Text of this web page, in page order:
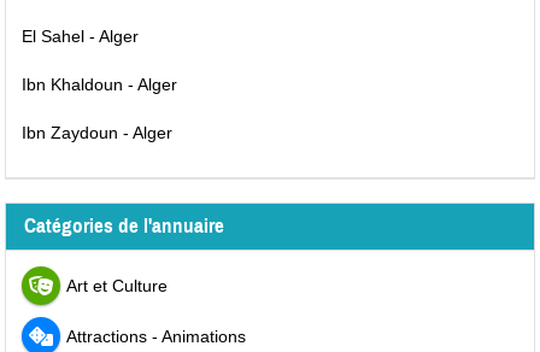
El Sahel - Alger
Ibn Khaldoun - Alger
Ibn Zaydoun - Alger
Catégories de l'annuaire
Art et Culture
Attractions - Animations